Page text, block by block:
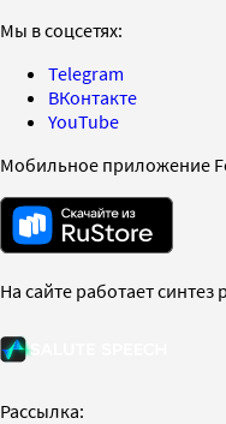
Мы в соцсетях:
Telegram
ВКонтакте
YouTube
Мобильное приложение
На сайте работает синтез
Рассылка: